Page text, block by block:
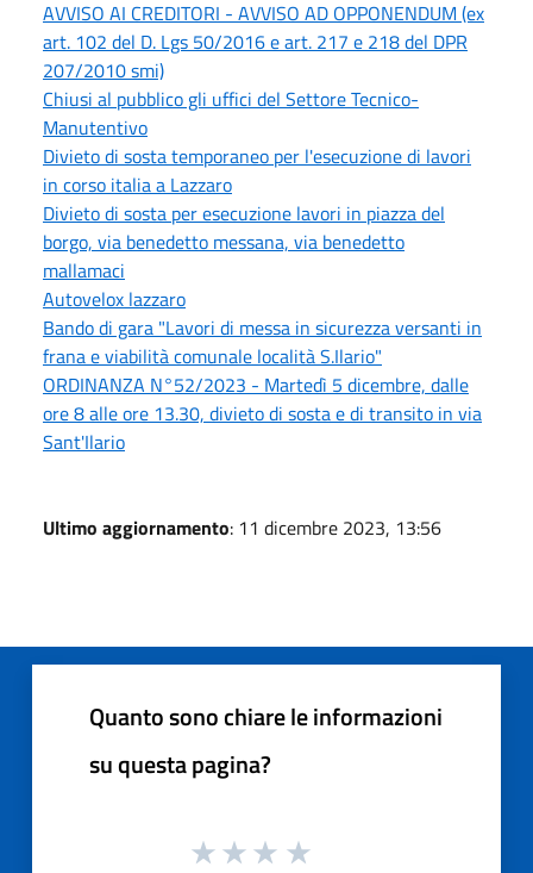
AVVISO AI CREDITORI - AVVISO AD OPPONENDUM (ex
art. 102 del D. Lgs 50/2016 e art. 217 e 218 del DPR
207/2010 smi)
Chiusi al pubblico gli uffici del Settore Tecnico-
Manutentivo
Divieto di sosta temporaneo per l'esecuzione di lavori
in corso italia a Lazzaro
Divieto di sosta per esecuzione lavori in piazza del
borgo, via benedetto messana, via benedetto
mallamaci
Autovelox lazzaro
Bando di gara "Lavori di messa in sicurezza versanti in
frana e viabilità comunale località S.Ilario"
ORDINANZA N°52/2023 - Martedì 5 dicembre, dalle
ore 8 alle ore 13.30, divieto di sosta e di transito in via
Sant'Ilario
Ultimo aggiornamento: 11 dicembre 2023, 13:56
Quanto sono chiare le informazioni
su questa pagina?